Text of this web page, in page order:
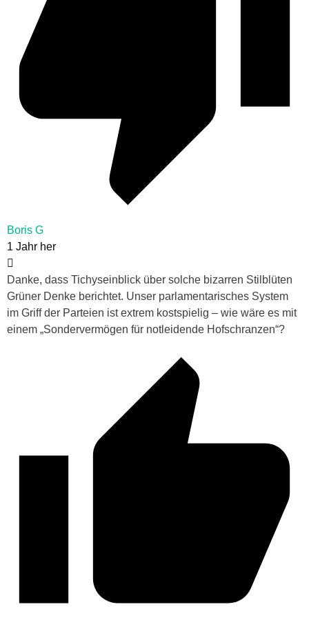
Boris G
1 Jahr her
Danke, dass Tichyseinblick über solche bizarren Stilblüten
Grüner Denke berichtet. Unser parlamentarisches System
im Griff der Parteien ist extrem kostspielig – wie wäre es mit
einem „Sondervermögen für notleidende Hofschranzen“?